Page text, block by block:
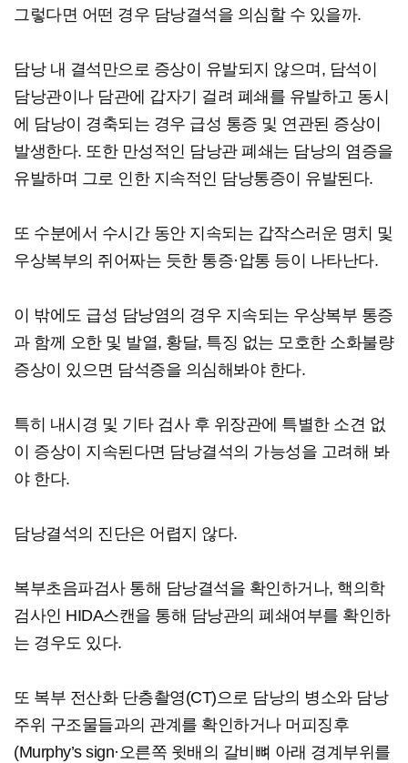
그렇다면 어떤 경우 담낭결석을 의심할 수 있을까.
담낭 내 결석만으로 증상이 유발되지 않으며, 담석이
담낭관이나 담관에 갑자기 걸려 폐쇄를 유발하고 동시
에 담낭이 경축되는 경우 급성 통증 및 연관된 증상이
발생한다. 또한 만성적인 담낭관 폐쇄는 담낭의 염증을
유발하며 그로 인한 지속적인 담낭통증이 유발된다.
또 수분에서 수시간 동안 지속되는 갑작스러운 명치 및
우상복부의 쥐어짜는 듯한 통증·압통 등이 나타난다.
이 밖에도 급성 담낭염의 경우 지속되는 우상복부 통증
과 함께 오한 및 발열, 황달, 특징 없는 모호한 소화불량
증상이 있으면 담석증을 의심해봐야 한다.
특히 내시경 및 기타 검사 후 위장관에 특별한 소견 없
이 증상이 지속된다면 담낭결석의 가능성을 고려해 봐
야 한다.
담낭결석의 진단은 어렵지 않다.
복부초음파검사 통해 담낭결석을 확인하거나, 핵의학
검사인 HIDA스캔을 통해 담낭관의 폐쇄여부를 확인하
는 경우도 있다.
또 복부 전산화 단층촬영(CT)으로 담낭의 병소와 담낭
주위 구조물들과의 관계를 확인하거나 머피징후
(Murphy’s sign·오른쪽 윗배의 갈비뼈 아래 경계부위를